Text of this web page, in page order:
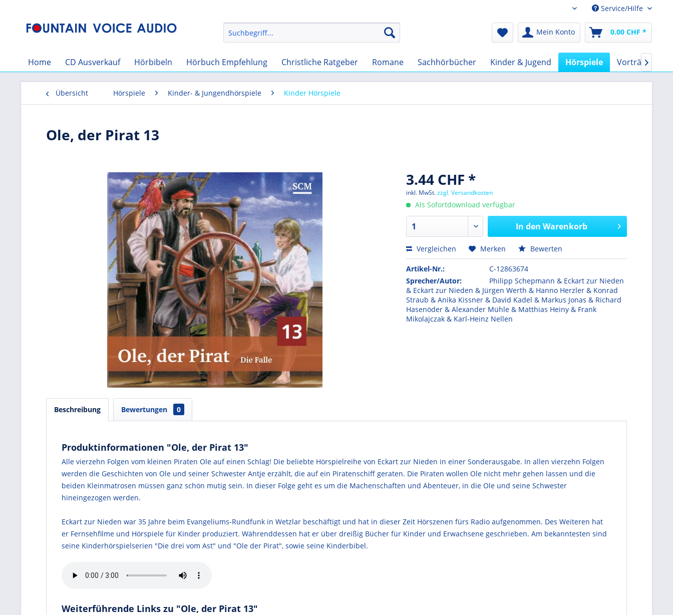
Audio-Book CHFService/Hilfe
Mein Konto 0.00 CHF *
Home CD Ausverkauf Hörbibeln Hörbuch Empfehlung Christliche Ratgeber Romane Sachhörbücher Kinder & Jugend Hörspiele Vorträge

Übersicht Hörspiele Kinder- & Jungendhörspiele Kinder Hörspiele
Ole, der Pirat 13
3.44 CHF *
inkl. MwSt.zzgl. Versandkosten
Als Sofortdownload verfügbar
In den Warenkorb
Vergleichen Merken Bewerten
Artikel-Nr.:
C-12863674
Sprecher/Autor:
Philipp Schepmann & Eckart zur Nieden
& Eckart zur Nieden & Jürgen Werth & Hanno Herzler & Konrad
Straub & Anika Kissner & David Kadel & Markus Jonas & Richard
Hasenöder & Alexander Mühle & Matthias Heiny & Frank
Mikolajczak & Karl-Heinz Nellen
Beschreibung Bewertungen 0
Produktinformationen "Ole, der Pirat 13"
Alle vierzehn Folgen vom kleinen Piraten Ole auf einen Schlag! Die beliebte Hörspielreihe von Eckart zur Nieden in einer Sonderausgabe. In allen vierzehn Folgen
werden die Geschichten von Ole und seiner Schwester Antje erzählt, die auf ein Piratenschiff geraten. Die Piraten wollen Ole nicht mehr gehen lassen und die
beiden Kleinmatrosen müssen ganz schön mutig sein. In dieser Folge geht es um die Machenschaften und Abenteuer, in die Ole und seine Schwester
hineingezogen werden.
Eckart zur Nieden war 35 Jahre beim Evangeliums-Rundfunk in Wetzlar beschäftigt und hat in dieser Zeit Hörszenen fürs Radio aufgenommen. Des Weiteren hat
er Fernsehfilme und Hörspiele für Kinder produziert. Währenddessen hat er über dreißig Bücher für Kinder und Erwachsene geschrieben. Am bekanntesten sind
seine Kinderhörspielserien "Die drei vom Ast" und "Ole der Pirat", sowie seine Kinderbibel.
Weiterführende Links zu "Ole, der Pirat 13"